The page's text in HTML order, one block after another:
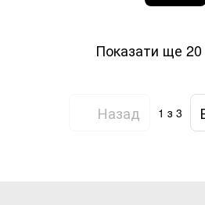
Показати ще 20
Назад 1 з 3